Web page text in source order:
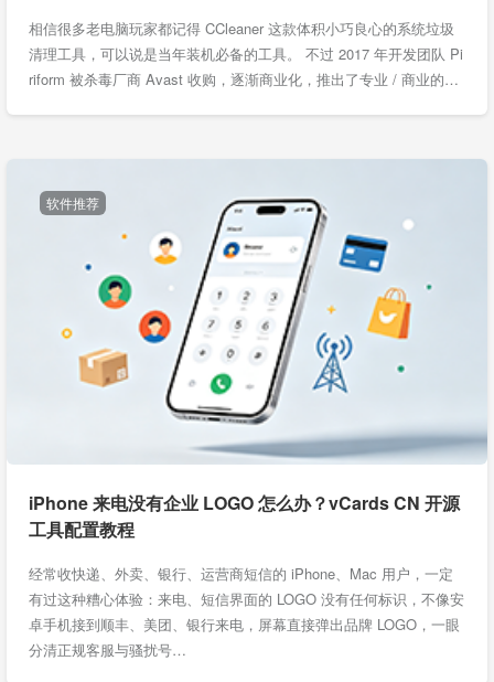
相信很多老电脑玩家都记得 CCleaner 这款体积小巧良心的系统垃圾
清理工具，可以说是当年装机必备的工具。 不过 2017 年开发团队 Pi
riform 被杀毒厂商 Avast 收购，逐渐商业化，推出了专业 / 商业的…
软件推荐
iPhone 来电没有企业 LOGO 怎么办？vCards CN 开源
工具配置教程
经常收快递、外卖、银行、运营商短信的 iPhone、Mac 用户，一定
有过这种糟心体验：来电、短信界面的 LOGO 没有任何标识，不像安
卓手机接到顺丰、美团、银行来电，屏幕直接弹出品牌 LOGO，一眼
分清正规客服与骚扰号…